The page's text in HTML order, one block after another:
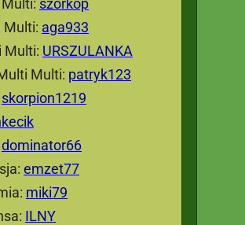
szorkop
Multi: aga933
Multi: URSZULANKA
Multi: patryk123
skorpion1219
dominator66
emzet77
miki79
ILNY